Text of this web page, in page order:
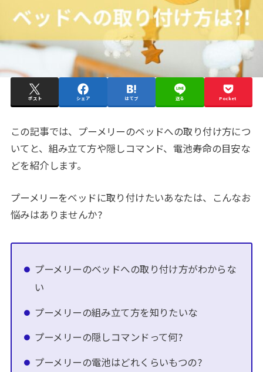
ポスト シェア はてブ 送る Pocket
この記事では、プーメリーのベッドへの取り付け方につ
いてと、組み立て方や隠しコマンド、電池寿命の目安な
どを紹介します。
プーメリーをベッドに取り付けたいあなたは、こんなお
悩みはありませんか?
プーメリーのベッドへの取り付け方がわからな
い
プーメリーの組み立て方を知りたいな
プーメリーの隠しコマンドって何?
プーメリーの電池はどれくらいもつの?